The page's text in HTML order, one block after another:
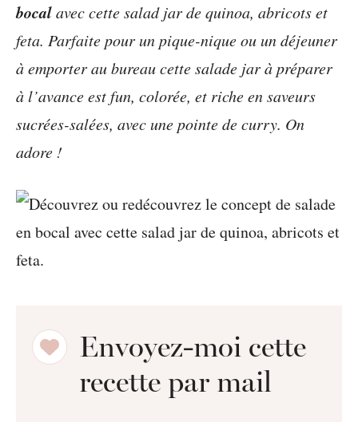
bocalavec cette salad jar de quinoa, abricots et
feta. Parfaite pour un pique-nique ou un déjeuner
à emporter au bureau cette salade jar à préparer
à l’avance est fun, colorée, et riche en saveurs
sucrées-salées, avec une pointe de curry. On
adore !
Envoyez-moi cette
recette par mail